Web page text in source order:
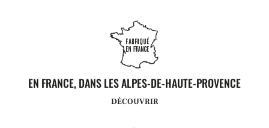
EN FRANCE, DANS LES ALPES-DE-HAUTE-PROVENCE
DÉCOUVRIR